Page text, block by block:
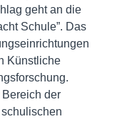
geht an die
Schule”. Das
Künstliche
der